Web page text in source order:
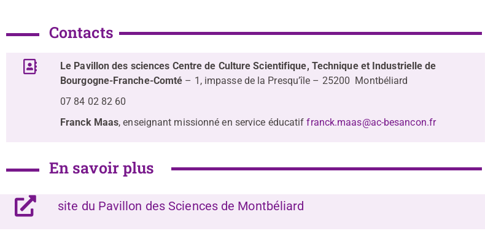
Contacts
Le Pavillon des sciences Centre de Culture Scientifique, Technique et Industrielle de
Bourgogne-Franche-Comté – 1, impasse de la Presqu’île – 25200 Montbéliard
07 84 02 82 60
Franck Maas, enseignant missionné en service éducatiffranck.maas@ac-besancon.fr
En savoir plus
site du Pavillon des Sciences de Montbéliard